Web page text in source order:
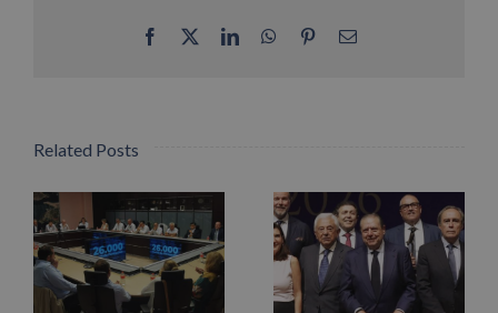
Facebook LinkedInWhatsApp
PinterestEmail
Related Posts